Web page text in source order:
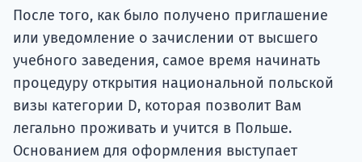
После того, как было получено приглашение
или уведомление о зачислении от высшего
учебного заведения, самое время начинать
процедуру открытия национальной польской
визы категории D, которая позволит Вам
легально проживать и учится в Польше.
Основанием для оформления выступает